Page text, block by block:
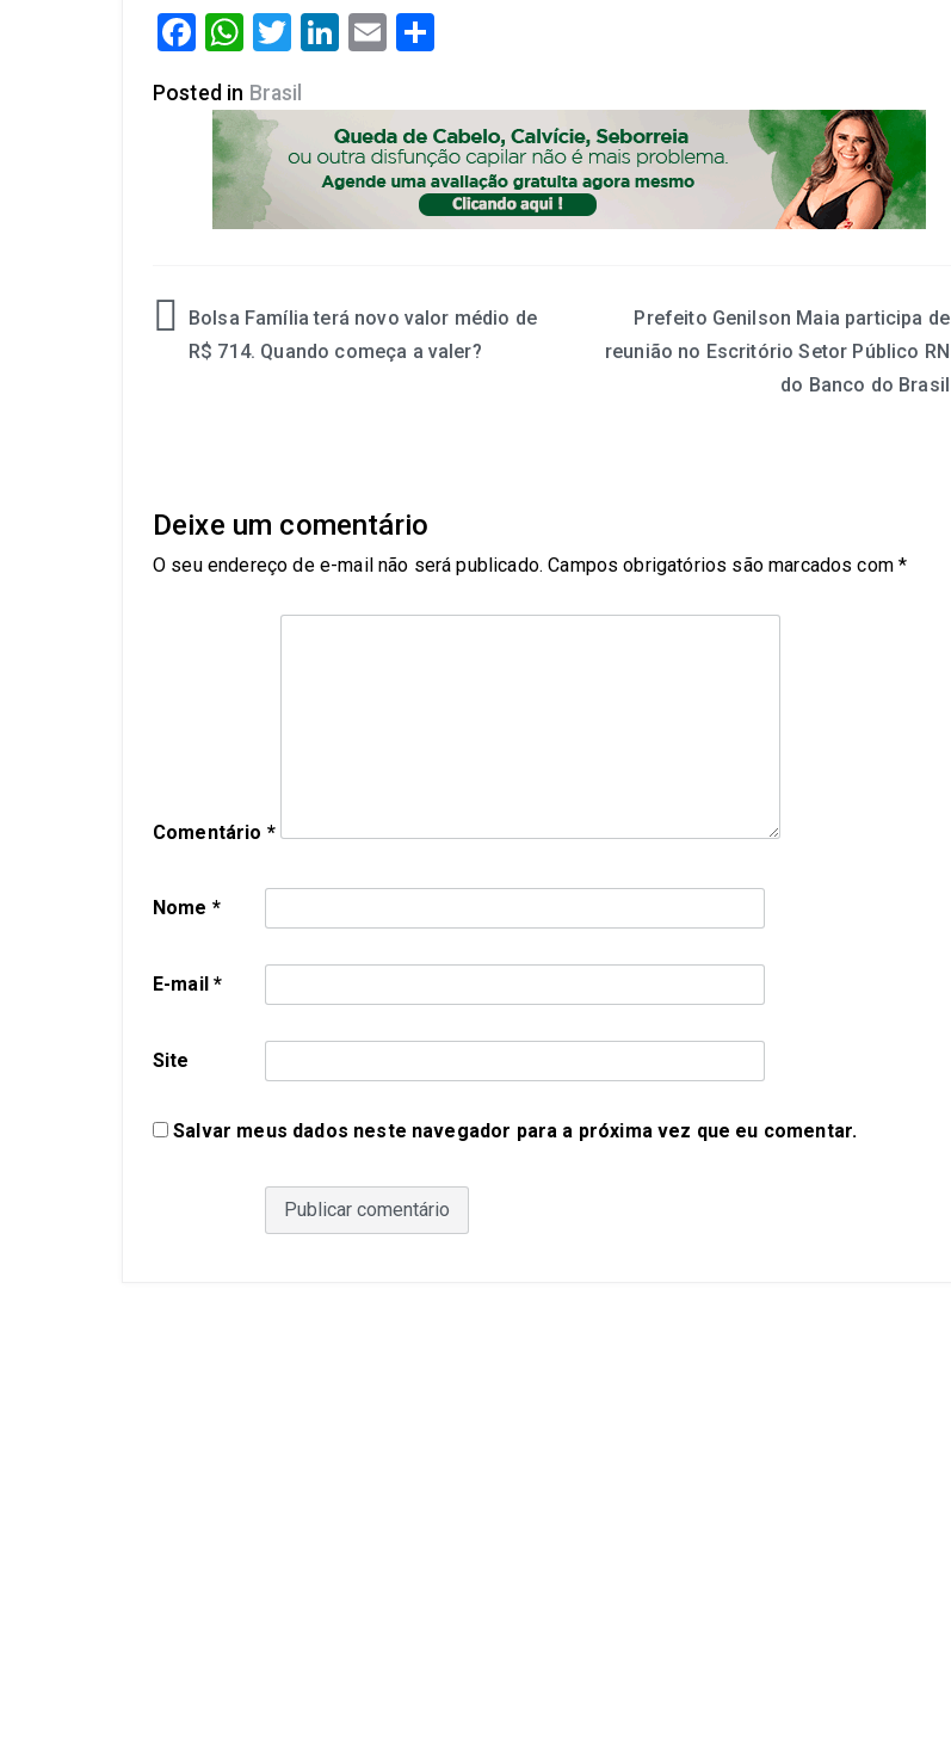
Facebook
WhatsApp
Twitter
LinkedIn
Email
Posted in Brasil
Bolsa Família terá novo valor médio de
R$ 714. Quando começa a valer?
Prefeito Genilson Maia participa de
reunião no Escritório Setor Público RN
do Banco do Brasil
Deixe um comentário
O seu endereço de e-mail não será publicado. Campos obrigatórios são marcados com*
Comentário *
Nome *
E-mail*
Site
Salvar meus dados neste navegador para a próxima vez que eu comentar.